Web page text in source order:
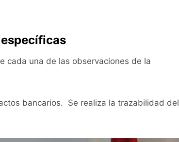
cada una de las observaciones de la
bancarios. Se realiza la trazabilidad del